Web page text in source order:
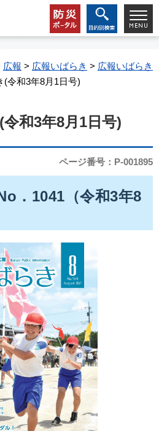
広報 > 広報いばらき > 広報いばらき
(令和3年8月1日号)
和3年8月1日号)
ページ番号：P-001895
．1041（令和3年8